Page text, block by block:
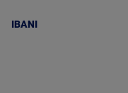
IBANI